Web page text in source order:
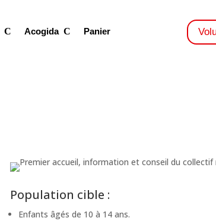
Acogida Panier
Population cible :
Enfants âgés de 10 à 14 ans.